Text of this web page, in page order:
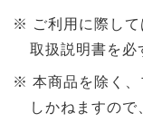
ご利用に際し
取扱説明書を必
本商品を除く
しかねますので